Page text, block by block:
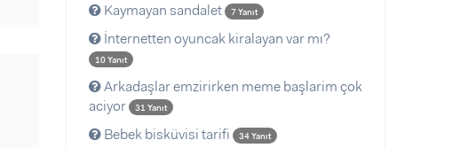
Kaymayan sandalet 7 Yanıt
İnternetten oyuncak kiralayan var mı?
10 Yanıt
Arkadaşlar emzirirken meme başlarim çok
aciyor
31 Yanıt
Bebek bisküvisi tarifi 34 Yanıt